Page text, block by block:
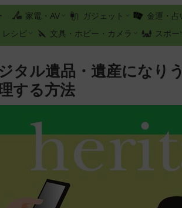
家電・AV ガジェット 金運・占
レシピ
文具・ホビー・カメラ スポ
タル遺品・遺産になり
する方法